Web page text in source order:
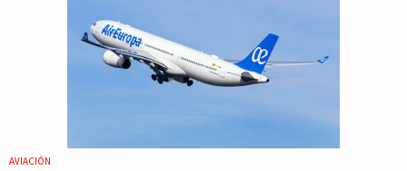
AVIACIÓN